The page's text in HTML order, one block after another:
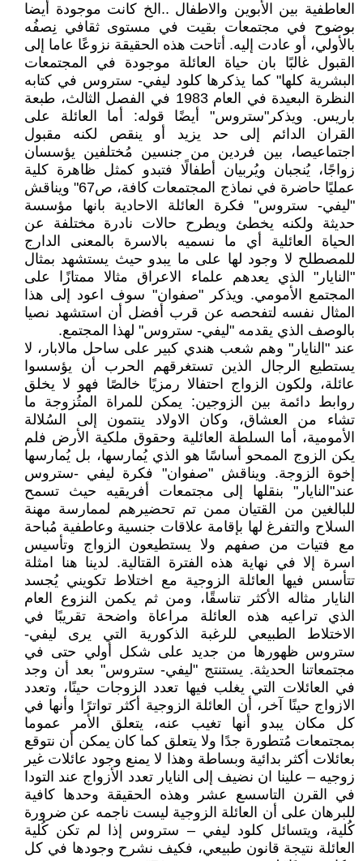
العاطفية بين الأبوين والاطفال ..الخ كانت موجودة أيضا
بوضوح في مجتمعات بقيت في مستوى ثقافي نِصفُه
بالأولي، أو عادت إليه. أتاحت هذه الحقيقة نزوعًا عاما إلى
القبول غالبًا بان حياة العائلة موجودة في المجتمعات
البشرية كلها" كما يذكرها كلود ليفي- ستروس في كتابه
النظرة البعيدة في العام 1983 في الفصل الثالث، طبعة
باريس. ويذكر"ستروس" أيضًا قوله: أما العائلة على
القران الدائم إلى حد يزيد أو ينقص لكنه مقبول
اجتماعيصا، بين فردين من جنسين مُختلفين يؤسسان
زواجًا، يُنجبان ويُربيان أطفالًا فتبدو كمثل ظاهرة كلية
عمليًا حاضرة في نماذج المجتمعات كافة، ص67" ويناقش
"ليفي- ستروس" فكرة العائلة الاحادية بانها مؤسسة
حديثة ولكنه يخطئ ويطرح حالات نادرة مختلفة عن
الحياة العائلية أي ما نسميه بالاسرة بالمعنى الدارج
للمصطلح لا وجود لها على ما يبدو حيث يستشهد بمثال
"النايار" الذي يعدهم علماء الاعراق مثالا ممتازًا على
المجتمع الأمومي. ويذكر "صفوان" سوف اعود إلى هذا
المثال نفسه لتفحصه عن قرب أفضل أن استشهد نصيا
بالوصف الذي يقدمه "ليفي- ستروس" لهذا المجتمع.
عند "النايار" وهم شعب هندي كبير على ساحل مالابار، لا
يستطيع الرجال الذين تستغرقهم الحرب أن يؤسسوا
عائلة، ولكون الزواج احتفالا رمزيًا خالصًا فهو لا يخلق
روابط دائمة بين الزوجين: يمكن للمراة المتُزوجة ما
تشاء من العشاق، وكان الاولاد ينتمون إلى السُلالة
الأمومية، أما السلطة العائلية وحقوق ملكية الأرض فلم
يكن الزوج الممحو أساسًا هو الذي يُمارسها، بل يُمارسها
إخوة الزوجة. ويناقش "صفوان" فكرة ليفي -ستروس
عند"النايار" بنقلها إلى مجتمعات أفريقيه حيث تسمح
للبالغين من القتيان ممن تم تحضيرهم لممارسة مهنة
السلاح والتفرغ لها بإقامة علاقات جنسية وعاطفية مُباحة
مع فتيات من صفهم ولا يستطيعون الزواج وتأسيس
اسرة إلا في نهاية هذه الفترة القتالية. لدينا هنا امثلة
تتأسس فيها العائلة الزوجية مع اختلاط تكويني يُجسد
النايار مثاله الأكثر تناسقًا، ومن ثم يكمن النزوع العام
الذي تراعيه هذه العائلة مراعاة واضحة تقريبًا في
الاختلاط الطبيعي للرغبة الذكورية التي يرى ليفي-
ستروس ظهورها من جديد على شكل أولي حتى في
مجتمعاتنا الحديثة. يستنتج "ليفي- ستروس" بعد أن وجد
في العائلات التي يغلب فيها تعدد الزوجات حينًا، وتعدد
الازواج حينًا آخر، أن العائلة الزوجية أكثر تواترًا وأنها في
كل مكان يبدو أنها تغيب عنه، يتعلق الأمر عموما
بمجتمعات مُتطورة جدًا ولا يتعلق كما كان يمكن أن نتوقع
بعائلات أكثر بدائية وبساطة وهذا لا يمنع وجود عائلات غير
زوجيه – علينا ان نضيف إلى النايار تعدد الأزواج عند التودا
في القرن التاسسع عشر وهذه الحقيقة وحدها كافية
للبرهان على أن العائلة الزوجية ليست ناجمه عن ضرورة
كُلية، ويتسائل كلود ليفي – ستروس إذا لم تكن كُلية
العائلة نتيجة قانون طبيعي، فكيف نشرح وجودها في كل